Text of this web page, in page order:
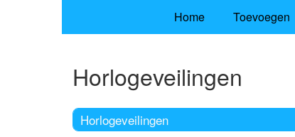
Home Toevoegen
Horlogeveilingen
Horlogeveilingen